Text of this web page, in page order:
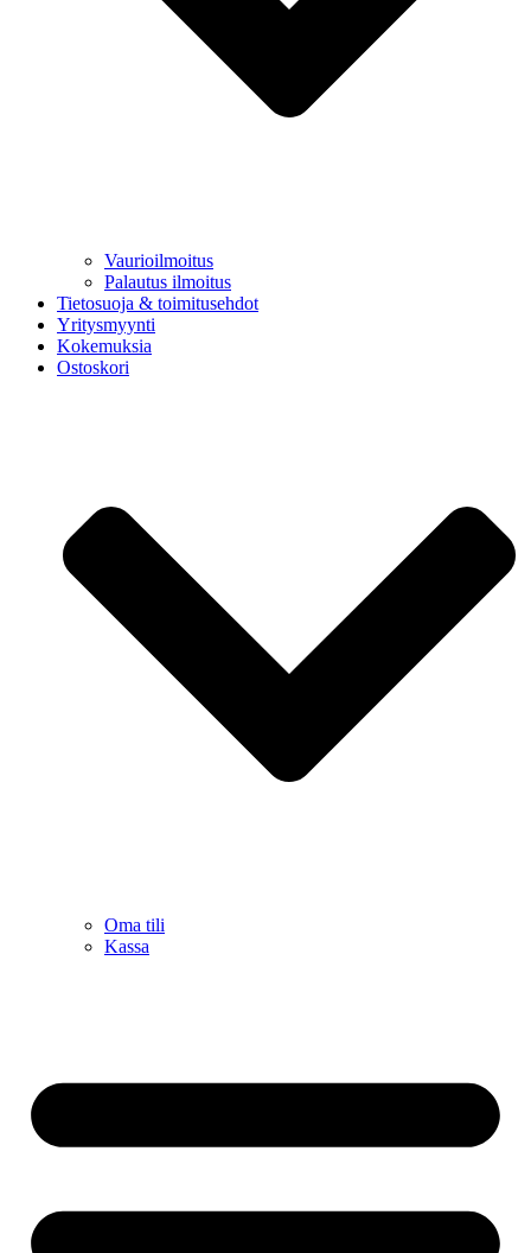
Vaurioilmoitus
Palautus ilmoitus
Tietosuoja & toimitusehdot
Yritysmyynti
Kokemuksia
Ostoskori
Oma tili
Kassa